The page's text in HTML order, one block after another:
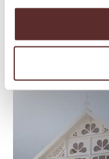
Sentrum Hotell
Fjord, Bergen
Natur, die